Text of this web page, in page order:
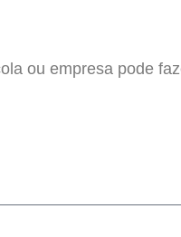
ou empresa pode